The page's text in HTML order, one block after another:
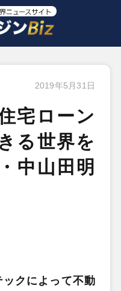
2019年5月31日
宅ローン
る世界を
中山田明
クによって不動